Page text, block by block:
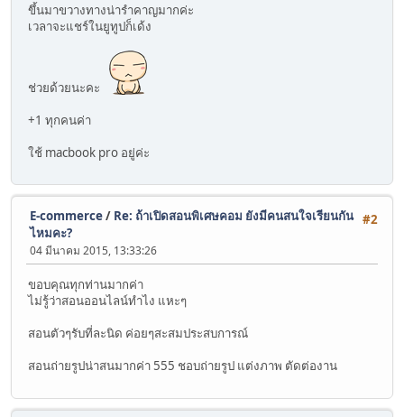
ขึ้นมาขวางทางน่ารำคาญมากค่ะ
เวลาจะแชร์ในยูทูปก็เด้ง
ช่วยด้วยนะคะ
+1 ทุกคนค่า
ใช้ macbook pro อยู่ค่ะ
#2
E-commerce/ Re: ถ้าเปิดสอนพิเศษคอม ยังมีคนสนใจเรียนกัน
ไหมคะ?
04 มีนาคม 2015, 13:33:26
ขอบคุณทุกท่านมากค่า
ไม่รู้ว่าสอนออนไลน์ทำไง แหะๆ
สอนตัวๆรับที่ละนิด ค่อยๆสะสมประสบการณ์
สอนถ่ายรูปน่าสนมากค่า 555 ชอบถ่ายรูป แต่งภาพ ตัดต่องาน